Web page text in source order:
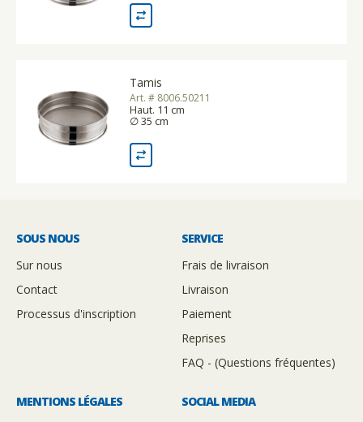
Tamis
Art. # 8006.50211
Haut. 11 cm
∅ 35 cm
SOUS NOUS
Sur nous
Contact
Processus d'inscription
SERVICE
Frais de livraison
Livraison
Paiement
Reprises
FAQ - (Questions fréquentes)
MENTIONS LÉGALES
SOCIAL MEDIA